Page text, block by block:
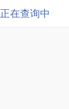
正在查询中